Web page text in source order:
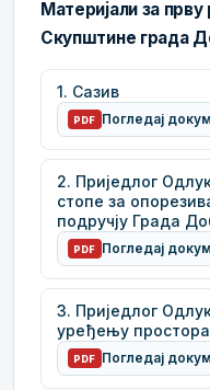
Материјали за
Скупштине града
1. Сазив
PDF Погледај
2. Приједлог
стопе за
подручју Града
PDF Погледај
3. Приједлог
уређењу
PDF Погледај